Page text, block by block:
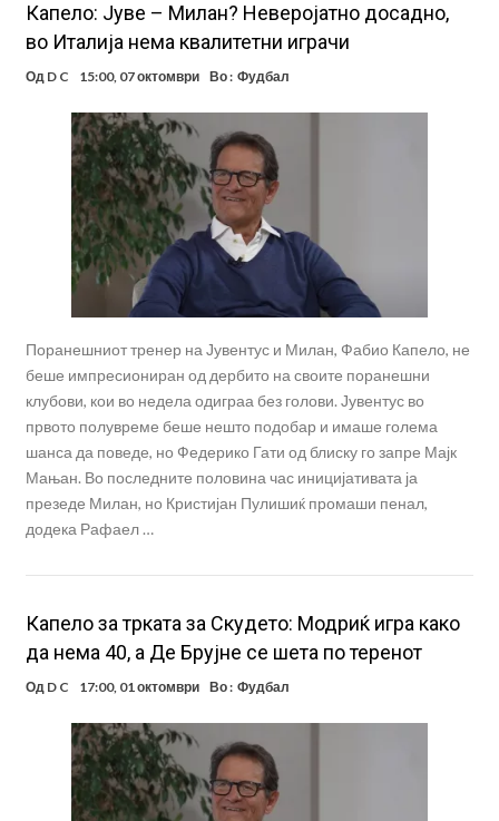
Капело: Јуве – Милан? Неверојатно досадно,
во Италија нема квалитетни играчи
Од D C 15:00, 07 октомври Во : Фудбал
Поранешниот тренер на Јувентус и Милан, Фабио Капело, не
беше импресиониран од дербито на своите поранешни
клубови, кои во недела одиграа без голови. Јувентус во
првото полувреме беше нешто подобар и имаше голема
шанса да поведе, но Федерико Гати од блиску го запре Мајк
Мањан. Во последните половина час иницијативата ја
презеде Милан, но Кристијан Пулишиќ промаши пенал,
додека Рафаел …
Капело за трката за Скудето: Модриќ игра како
да нема 40, а Де Брујне се шета по теренот
Од D C 17:00, 01 октомври Во : Фудбал